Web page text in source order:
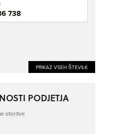
738
PRIKAZ VSEH ŠTEVILK
PODJETJA
storitve